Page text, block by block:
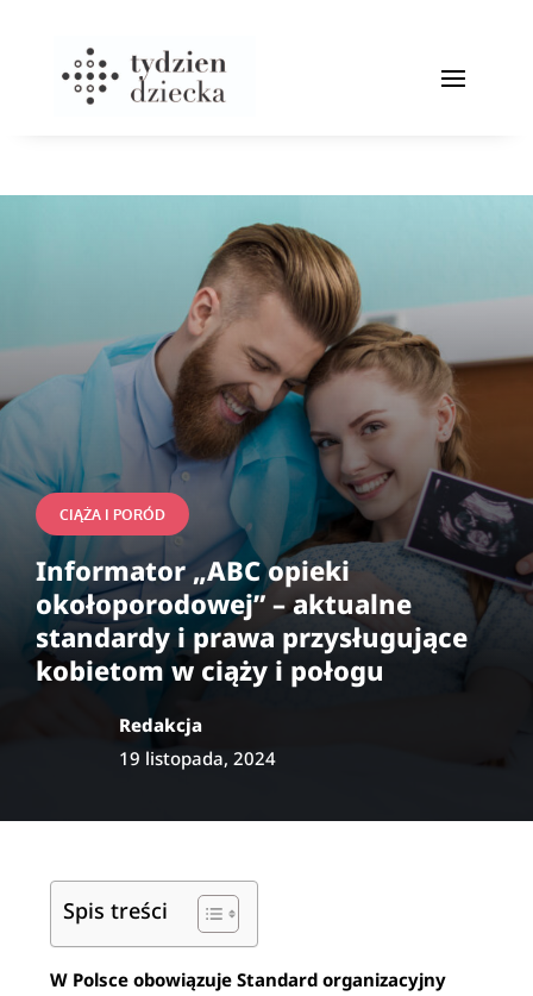
CIĄŻA I PORÓD
Informator „ABC opieki
okołoporodowej” – aktualne
standardy i prawa przysługujące
kobietom w ciąży i połogu
Redakcja
19 listopada, 2024
Spis treści
W Polsce obowiązuje Standard organizacyjny